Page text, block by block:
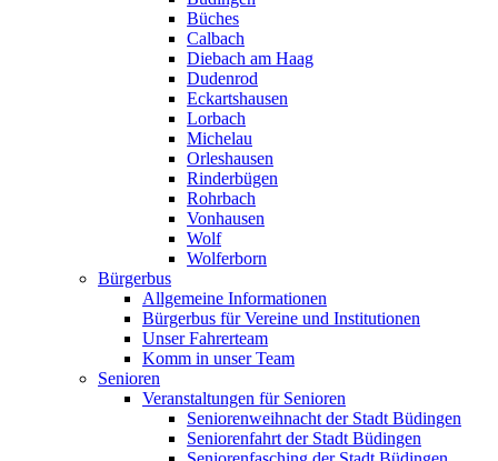
Büches
Calbach
Diebach am Haag
Dudenrod
Eckartshausen
Lorbach
Michelau
Orleshausen
Rinderbügen
Rohrbach
Vonhausen
Wolf
Wolferborn
Bürgerbus
Allgemeine Informationen
Bürgerbus für Vereine und Institutionen
Unser Fahrerteam
Komm in unser Team
Senioren
Veranstaltungen für Senioren
Seniorenweihnacht der Stadt Büdingen
Seniorenfahrt der Stadt Büdingen